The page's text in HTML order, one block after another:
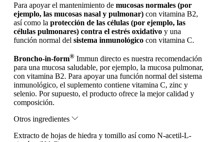
Para apoyar el mantenimiento de mucosas normales (por
ejemplo, las mucosas nasal y pulmonar) con vitamina B2,
así como la protección de las células (por ejemplo, las
células pulmonares) contra el estrés oxidativo y una
función normal del sistema inmunológico con vitamina C.
Broncho-in-form® Immun directo es nuestra recomendación
para una mucosa saludable, por ejemplo, la mucosa pulmonar,
con vitamina B2. Para apoyar una función normal del sistema
inmunológico, el suplemento contiene vitamina C, zinc y
selenio. Por supuesto, el producto ofrece la mejor calidad y
composición.
Otros ingredientes
Extracto de hojas de hiedra y tomillo así como N-acetil-L-